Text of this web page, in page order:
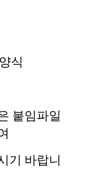
식
붙임파일
기 바랍니